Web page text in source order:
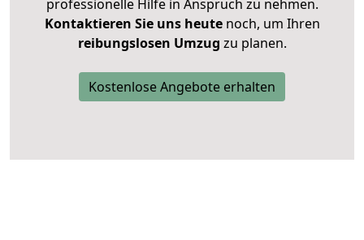
professionelle Hilfe in Anspruch zu nehmen.
Kontaktieren Sie uns heutenoch, um Ihren
reibungslosen Umzug zu planen.
Kostenlose Angebote erhalten